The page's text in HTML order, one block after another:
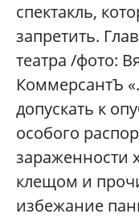
спектакль,
запретить.
театра /фото:
КоммерсантЪ
допускать к
особого
зараженности
клещом и
избежание